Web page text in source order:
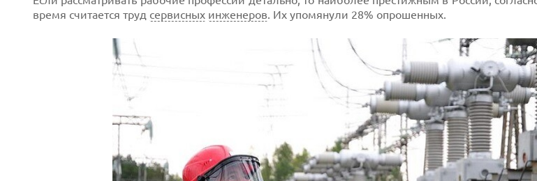
время считается труд сервисных инженеров. Их упомянули 28% опрошенных.